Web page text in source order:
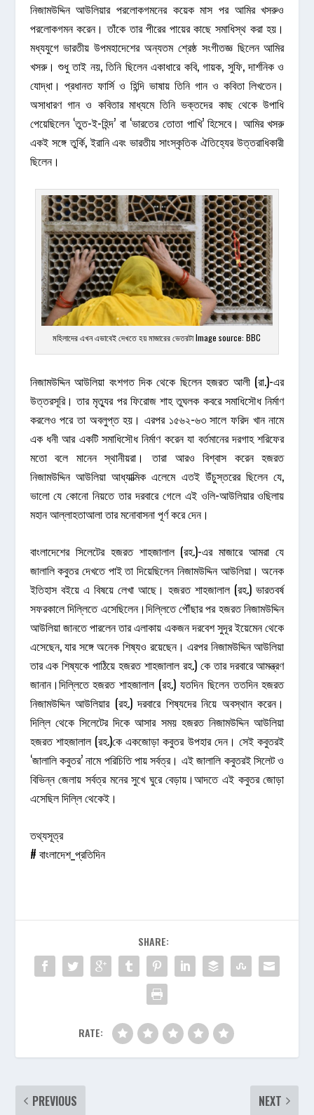
নিজামউদ্দিন আউলিয়ার পরলোকগমনের কয়েক মাস পর আমির খসরুও
পরলোকগমন করেন। তাঁকে তার পীরের পায়ের কাছে সমাধিস্থ করা হয়।
মধ্যযুগে ভারতীয় উপমহাদেশের অন্যতম শ্রেষ্ঠ সংগীতজ্ঞ ছিলেন আমির
খসরু। শুধু তাই নয়, তিনি ছিলেন একাধারে কবি, গায়ক, সুফি, দার্শনিক ও
যোদ্ধা। প্রধানত ফার্সি ও হিন্দি ভাষায় তিনি গান ও কবিতা লিখতেন।
অসাধারণ গান ও কবিতার মাধ্যমে তিনি ভক্তদের কাছ থেকে উপাধি
পেয়েছিলেন ‘তুত-ই-হিন্দ’ বা ‘ভারতের তোতা পাখি’ হিসেবে। আমির খসরু
একই সঙ্গে তুর্কি, ইরানি এবং ভারতীয় সাংস্কৃতিক ঐতিহ্যের উত্তরাধিকারী
ছিলেন।
মহিলাদের এখন এভাবেই দেখতে হয় মাজারের ভেতরটা Image source: BBC
নিজামউদ্দিন আউলিয়া বংশগত দিক থেকে ছিলেন হজরত আলী (রা.)-এর
উত্তরসূরি। তার মৃত্যুর পর ফিরোজ শাহ তুঘলক কবরে সমাধিসৌধ নির্মাণ
করলেও পরে তা অবলুপ্ত হয়। এরপর ১৫৬২-৬৩ সালে ফরিদ খান নামে
এক ধনী আর একটি সমাধিসৌধ নির্মাণ করেন যা বর্তমানের দরগাহ শরিফের
মতো বলে মানেন স্থানীয়রা। তারা আরও বিশ্বাস করেন হজরত
নিজামউদ্দিন আউলিয়া আধ্যাত্মিক এলেমে এতই উঁচুস্তরের ছিলেন যে,
ভালো যে কোনো নিয়তে তার দরবারে গেলে এই ওলি-আউলিয়ার ওছিলায়
মহান আল্লাহতাআলা তার মনোবাসনা পূর্ণ করে দেন।
বাংলাদেশের সিলেটের হজরত শাহজালাল (রহ.)-এর মাজারে আমরা যে
জালালি কবুতর দেখতে পাই তা দিয়েছিলেন নিজামউদ্দিন আউলিয়া। অনেক
ইতিহাস বইয়ে এ বিষয়ে লেখা আছে। হজরত শাহজালাল (রহ.) ভারতবর্ষ
সফরকালে দিল্লিতে এসেছিলেন।দিল্লিতে পৌঁছার পর হজরত নিজামউদ্দিন
আউলিয়া জানতে পারলেন তার এলাকায় একজন দরবেশ সুদূর ইয়েমেন থেকে
এসেছেন, যার সঙ্গে অনেক শিষ্যও রয়েছেন। এরপর নিজামউদ্দিন আউলিয়া
তার এক শিষ্যকে পাঠিয়ে হজরত শাহজালাল রহ.) কে তার দরবারে আমন্ত্রণ
জানান।দিল্লিতে হজরত শাহজালাল (রহ.) যতদিন ছিলেন ততদিন হজরত
নিজামউদ্দিন আউলিয়ার (রহ.) দরবারে শিষ্যদের নিয়ে অবস্থান করেন।
দিল্লি থেকে সিলেটের দিকে আসার সময় হজরত নিজামউদ্দিন আউলিয়া
হজরত শাহজালাল (রহ.)কে একজোড়া কবুতর উপহার দেন। সেই কবুতরই
‘জালালি কবুতর’ নামে পরিচিতি পায় সর্বত্র। এই জালালি কবুতরই সিলেট ও
বিভিন্ন জেলায় সর্বত্র মনের সুখে ঘুরে বেড়ায়।আদতে এই কবুতর জোড়া
এসেছিল দিল্লি থেকেই।
তথ্যসূত্র
# বাংলাদেশ_প্রতিদিন
SHARE:
RATE:
PREVIOUS NEXT